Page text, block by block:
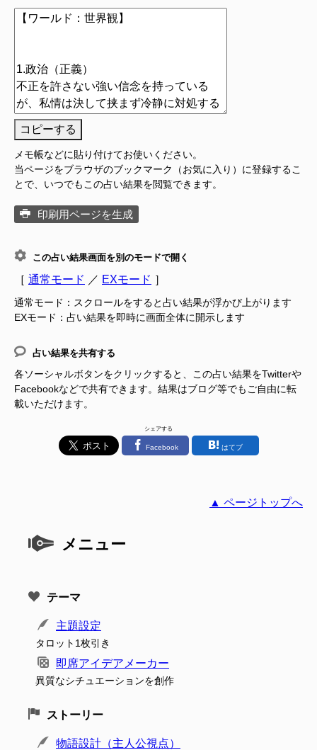
コピーする
メモ帳などに貼り付けてお使いください。
当ページをブラウザのブックマーク（お気に入り）に登録するこ
とで、いつでもこの占い結果を閲覧できます。
印刷用ページを生成
この占い結果画面を別のモードで開く
［ 通常モード ／ EXモード ］
通常モード：スクロールをすると占い結果が浮かび上がります
EXモード：占い結果を即時に画面全体に開示します
占い結果を共有する
各ソーシャルボタンをクリックすると、この占い結果をTwitterや
Facebookなどで共有できます。結果はブログ等でもご自由に転
載いただけます。
シェアする
Facebook はてブ
▲ ページトップへ
メニュー
テーマ
主題設定
タロット1枚引き
即席アイデアメーカー
異質なシチュエーションを創作
ストーリー
物語設計（主人公視点）